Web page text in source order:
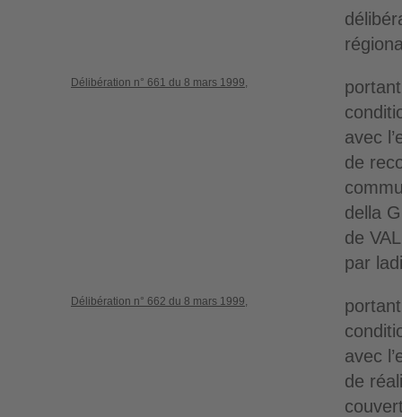
Délibération n° 661 du 8 mars 1999,
avec
de
della
de
par
Délibération n° 662 du 8 mars 1999,
avec
de